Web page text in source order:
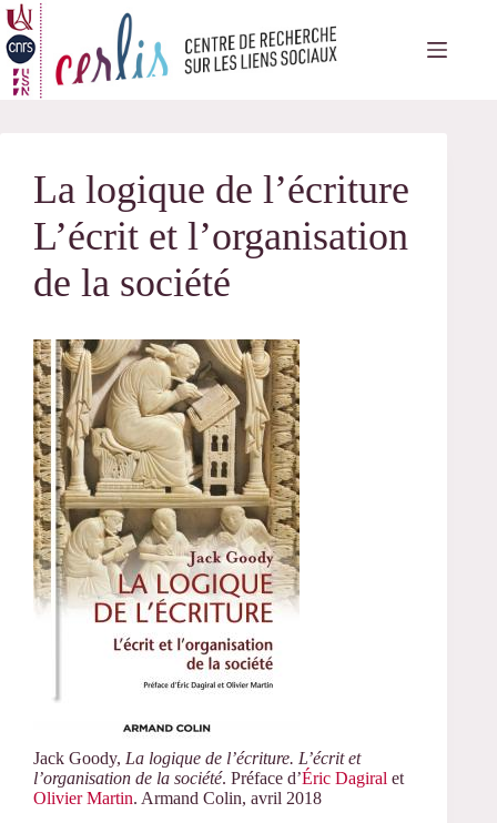
Passer
au
contenu
La logique de l’écriture
L’écrit et l’organisation
de la société
Jack Goody, La logique de l’écriture. L’écrit et
l’organisation de la société. Préface d’Éric Dagiral et
Olivier Martin. Armand Colin, avril 2018